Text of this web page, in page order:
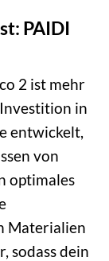
PAIDI
2 ist mehr
in
entwickelt,
von
optimales
Materialien
sodass dein